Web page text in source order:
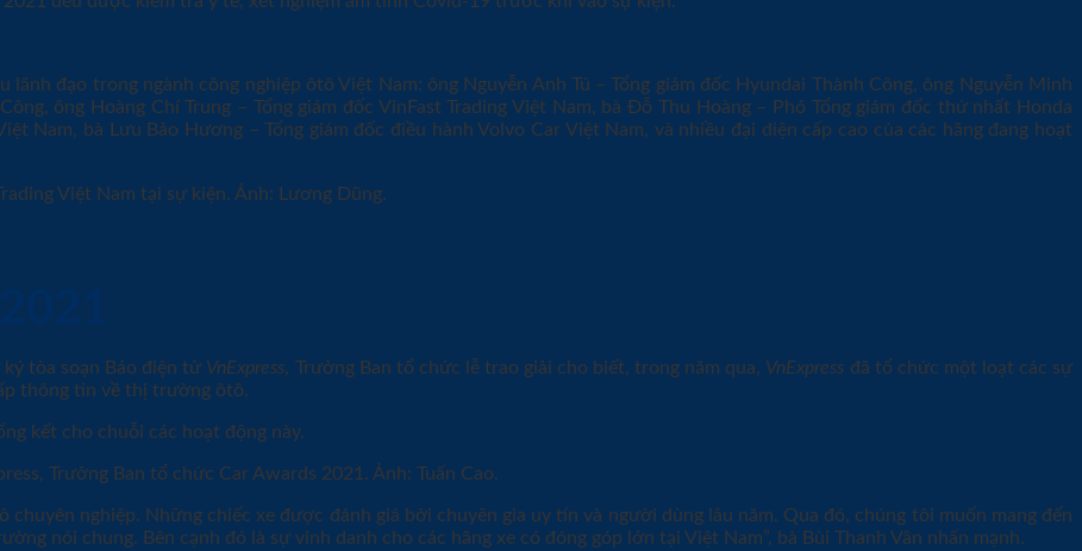
lãnh đạo trong ngành công nghiệp ôtô Việt Nam: ông Nguyễn Anh Tú – Tổng giám đốc Hyundai Thành Công, ông Nguyễn Minh
ông Hoàng Chí Trung – Tổng giám đốc VinFast Trading Việt Nam, bà Đỗ Thu Hoàng – Phó Tổng giám đốc thứ nhất Honda
Nam, bà Lưu Bảo Hương – Tổng giám đốc điều hành Volvo Car Việt Nam, và nhiều đại diện cấp cao của các hãng đang hoạt
tòa soạn Báo điện tử VnExpress, Trưởng Ban tổ chức lễ trao giải cho biết, trong năm qua, VnExpress đã tổ chức một loạt các sự
thông tin về thị trường ôtô.
kết cho chuỗi các hoạt động này.
nghiệp. Những chiếc xe được đánh giá bởi chuyên gia uy tín và người dùng lâu năm. Qua đó, chúng tôi muốn mang đến
nói chung. Bên cạnh đó là sự vinh danh cho các hãng xe có đóng góp lớn tại Việt Nam”, bà Bùi Thanh Vân nhấn mạnh.